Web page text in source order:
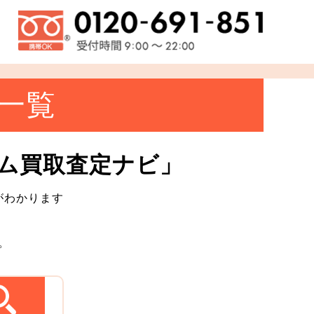
覧
買取査定ナビ」
かります